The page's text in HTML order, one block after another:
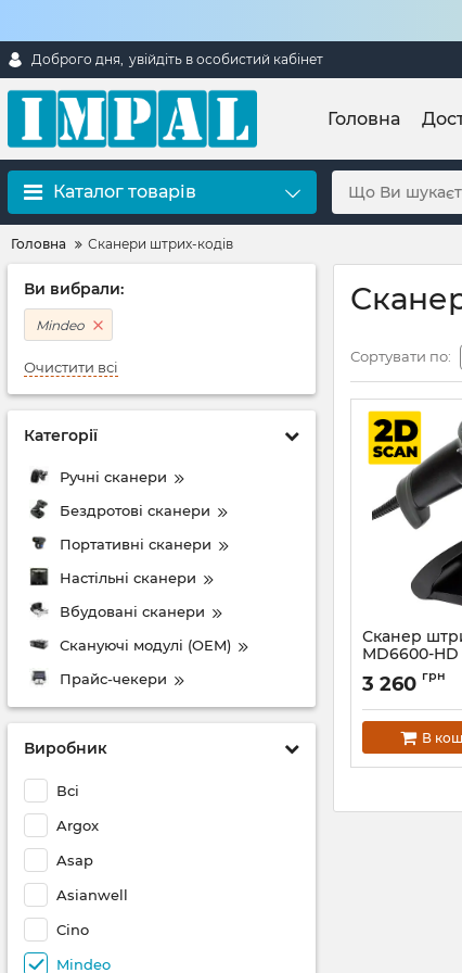
Доброго дня, увійдіть в особистий кабінет
Головна
Каталог товарів
Головна Сканери штрих-кодів
Ви вибрали:
Mindeo
Очистити всі
Категорії
Ручні сканери
Бездротові сканери
Портативні сканери
Настільні сканери
Вбудовані сканери
Скануючі модулі (OEM)
Прайс-чекери
Виробник
Всі
Argox
Asap
Asianwell
Cino
Mindeo
Сортувати по:
Сканер
MD6600-HD
Артикул: 1005
3 260 грн
В